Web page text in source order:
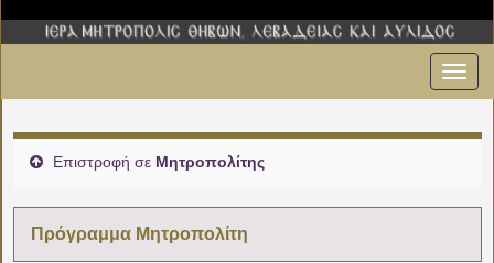
Επιστροφή σε Μητροπολίτης
Πρόγραμμα Μητροπολίτη
02:00